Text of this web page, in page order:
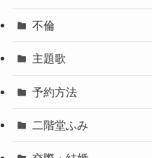
不倫
主題歌
予約方法
二階堂ふみ